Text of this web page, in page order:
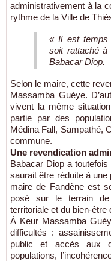
administrativement à la
rythme de la Ville de
« Il est temps
soit rattaché
Babacar Diop.
Selon le maire, cette
Massamba Guèye.
vivent la même
partie par des
Médina Fall, Sampathé,
commune.
Une revendication
Babacar Diop a
saurait être réduite à une
maire de Fandène est
posé sur le terrain de
territoriale et du bien-être
À Keur Massamba
difficultés :
public et accès aux
populations,